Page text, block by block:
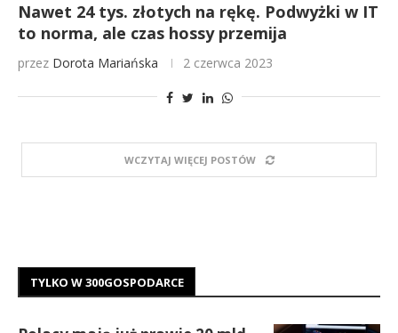
Nawet 24 tys. złotych na rękę. Podwyżki w IT
to norma, ale czas hossy przemija
przez Dorota Mariańska 2 czerwca 2023
WCZYTAJ WIĘCEJ POSTÓW
TYLKO W 300GOSPODARCE